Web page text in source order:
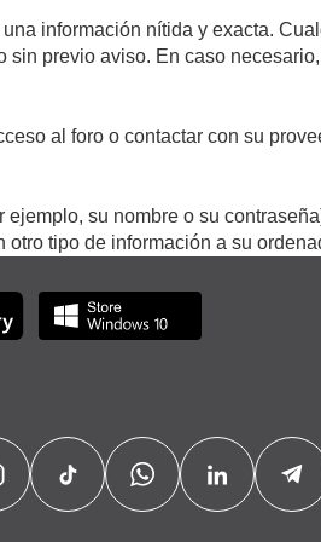
información nítida y exacta.
sin previo aviso. En caso
al foro o contactar con su
su nombre o su
tipo de información a su